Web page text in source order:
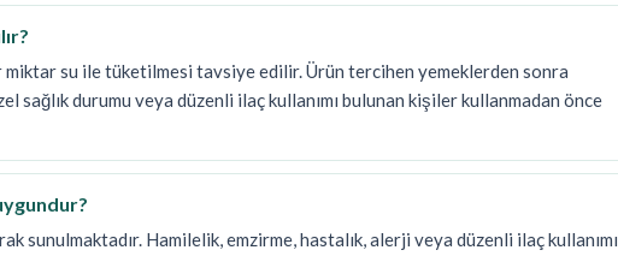
su ile tüketilmesi tavsiye edilir. Ürün tercihen yemeklerden sonra
sağlık durumu veya düzenli ilaç kullanımı bulunan kişiler kullanmadan önce
sunulmaktadır. Hamilelik, emzirme, hastalık, alerji veya düzenli ilaç kullanımı